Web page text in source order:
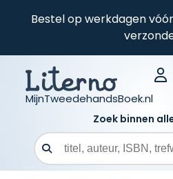
Bestel op werkdagen
MijnTweedehandsBoek.nl
Zoek binnen
Zoekveld